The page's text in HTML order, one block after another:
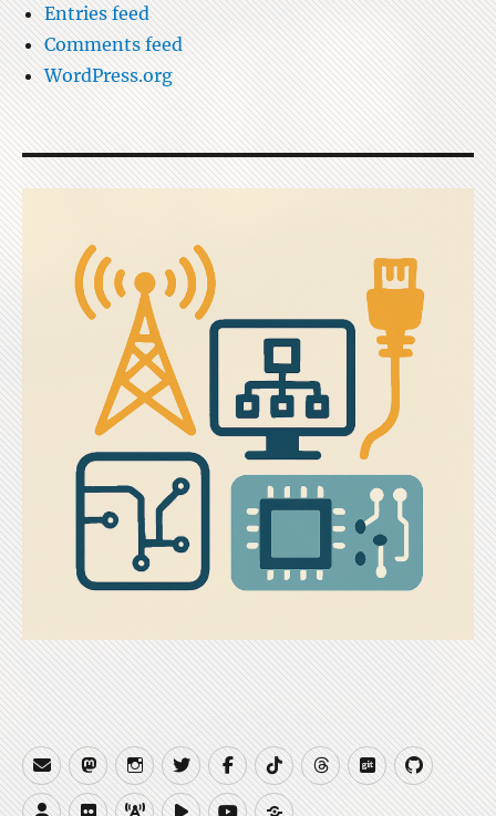
Entries feed
Comments feed
WordPress.org
EmailMastodonInstagram
TwitterFacebook
TikTokThreadsGiteaGitHub
WebsiteFlickrQRZCQPeerTubeYouTube
Buy